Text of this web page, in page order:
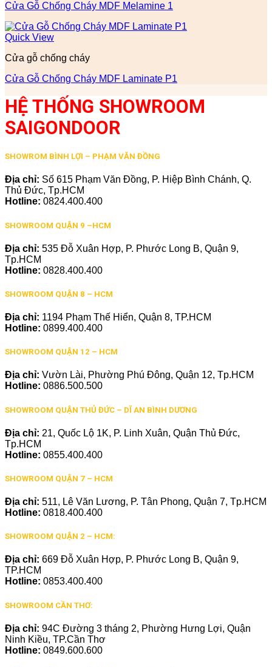
Cửa Gỗ Chống Cháy MDF Melamine 1
Quick View
Cửa gỗ chống cháy
Cửa Gỗ Chống Cháy MDF Laminate P1
HỆ THỐNG SHOWROOM
SAIGONDOOR
SHOWROM BÌNH LỢI – PHẠM VĂN ĐỒNG
Địa chỉ: Số 615 Phạm Văn Đồng, P. Hiệp Bình Chánh, Q.
Thủ Đức, Tp.HCM
Hotline: 0824.400.400
SHOWROOM QUẬN 9 –HCM
Địa chỉ: 535 Đỗ Xuân Hợp, P. Phước Long B, Quận 9,
Tp.HCM
Hotline: 0828.400.400
SHOWROOM QUẬN 8 – HCM
Địa chỉ: 1194 Phạm Thế Hiển, Quận 8, TP.HCM
Hotline: 0899.400.400
SHOWROOM QUẬN 12 – HCM
Địa chỉ: Vườn Lài, Phường Phú Đông, Quận 12, Tp.HCM
Hotline: 0886.500.500
SHOWROOM QUẬN THỦ ĐỨC – DĨ AN BÌNH DƯƠNG
Địa chỉ: 21, Quốc Lộ 1K, P. Linh Xuân, Quận Thủ Đức,
Tp.HCM
Hotline: 0855.400.400
SHOWROOM QUẬN 7 – HCM
Địa chỉ: 511, Lê Văn Lương, P. Tân Phong, Quận 7, Tp.HCM
Hotline: 0818.400.400
SHOWROOM QUẬN 2 – HCM:
Địa chỉ: 669 Đỗ Xuân Hợp, P. Phước Long B, Quận 9,
TP.HCM
Hotline: 0853.400.400
SHOWROOM CẦN THƠ:
Địa chỉ: 94C Đường 3 tháng 2, Phường Hưng Lợi, Quận
Ninh Kiều, TP.Cần Thơ
Hotline: 0849.600.600